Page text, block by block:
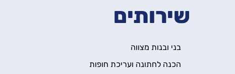
שירותים
בני ובנות מצווה
הכנה לחתונה ועריכת חופות